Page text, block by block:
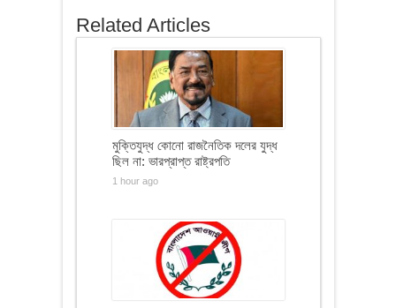
Related Articles
মুক্তিযুদ্ধ কোনো রাজনৈতিক দলের যুদ্ধ
ছিল না: ভারপ্রাপ্ত রাষ্ট্রপতি
1 hour ago